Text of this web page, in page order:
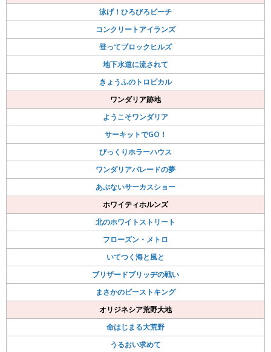
泳げ！ひろびろビーチ
コンクリートアイランズ
登ってブロックヒルズ
地下水道に流されて
きょうふのトロピカル
ワンダリア跡地
ようこそワンダリア
サーキットでGO！
びっくりホラーハウス
ワンダリアパレードの夢
あぶないサーカスショー
ホワイティホルンズ
北のホワイトストリート
フローズン・メトロ
いてつく海と風と
ブリザードブリッヂの戦い
まさかのビーストキング
オリジネシア荒野大地
命はじまる大荒野
うるおい求めて